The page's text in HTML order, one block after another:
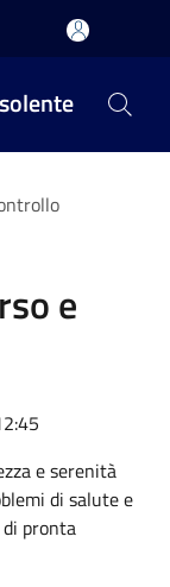
e
e serenità
di salute e
pronta